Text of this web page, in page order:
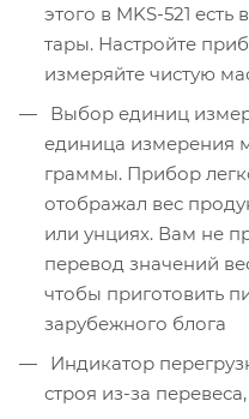
этого в MKS-521
тары. Настройте
измеряйте чистую
Выбор единиц
единица измерения
граммы. Прибор
отображал вес
или унциях. Вам не
перевод значений
чтобы приготовить
зарубежного блога
Индикатор
строя из-за